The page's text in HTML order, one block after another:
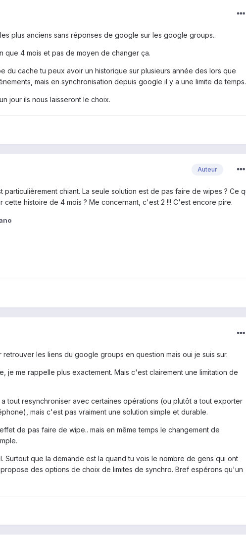
plus anciens sans réponses de google sur les google groups..
que 4 mois et pas de moyen de changer ça.
du cache tu peux avoir un historique sur plusieurs année des lors que
mais en synchronisation depuis google il y a une limite de temps.
jour ils nous laisseront le choix.
Auteur
chiant. La seule solution est de pas faire de wipes ? Ce
cette histoire de 4 mois ? Me concernant, c'est 2 !!! C'est encore pire.
les liens du google groups en question mais oui je suis sur.
je me rappelle plus exactement. Mais c'est clairement une limitation de
tout resynchroniser avec certaines opérations (ou plutôt a tout exporter
mais c'est pas vraiment une solution simple et durable.
de pas faire de wipe.. mais en même temps le changement de
Surtout que la demande est la quand tu vois le nombre de gens qui ont
propose des options de choix de limites de synchro. Bref espérons qu'un